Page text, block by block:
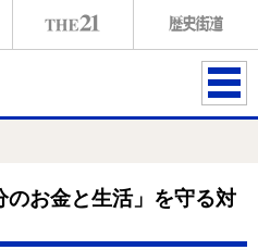
ME
お金と生活」を守る対